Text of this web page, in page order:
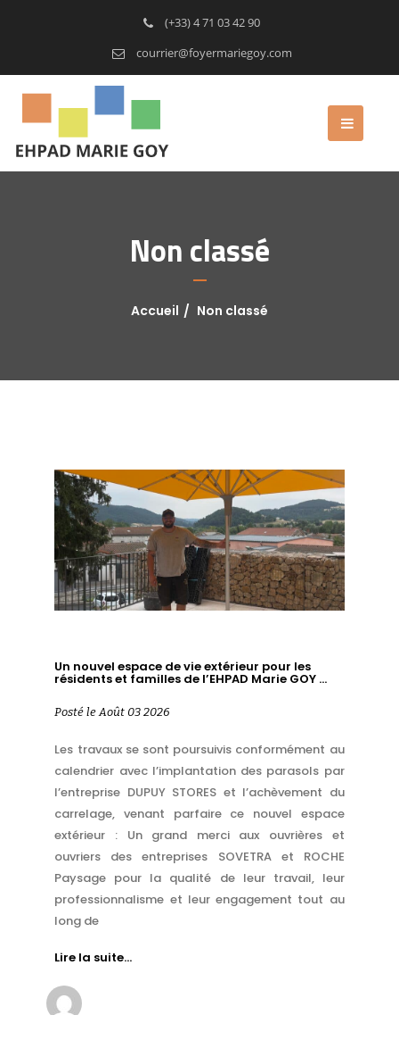
(+33) 4 71 03 42 90
courrier@foyermariegoy.com
Non classé
Accueil Non classé
Un nouvel espace de vie extérieur pour les
résidents et familles de l’EHPAD Marie GOY …
Posté le Août 03 2026
Les travaux se sont poursuivis conformément au
calendrier avec l’implantation des parasols par
l’entreprise DUPUY STORES et l’achèvement du
carrelage, venant parfaire ce nouvel espace
extérieur : Un grand merci aux ouvrières et
ouvriers des entreprises SOVETRA et ROCHE
Paysage pour la qualité de leur travail, leur
professionnalisme et leur engagement tout au
long de
Lire la suite…